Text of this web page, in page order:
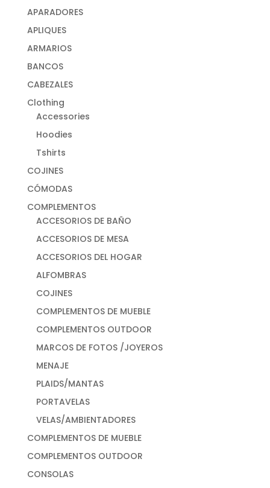
APARADORES
APLIQUES
ARMARIOS
BANCOS
CABEZALES
Clothing
Accessories
Hoodies
Tshirts
COJINES
CÓMODAS
COMPLEMENTOS
ACCESORIOS DE BAÑO
ACCESORIOS DE MESA
ACCESORIOS DEL HOGAR
ALFOMBRAS
COJINES
COMPLEMENTOS DE MUEBLE
COMPLEMENTOS OUTDOOR
MARCOS DE FOTOS /JOYEROS
MENAJE
PLAIDS/MANTAS
PORTAVELAS
VELAS/AMBIENTADORES
COMPLEMENTOS DE MUEBLE
COMPLEMENTOS OUTDOOR
CONSOLAS